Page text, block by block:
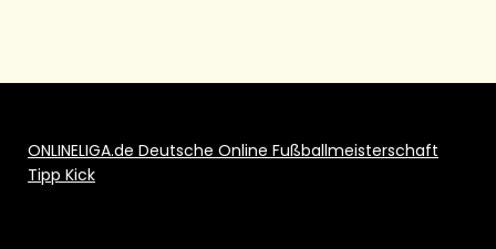
ONLINELIGA.de Deutsche Online Fußballmeisterschaft
Tipp Kick